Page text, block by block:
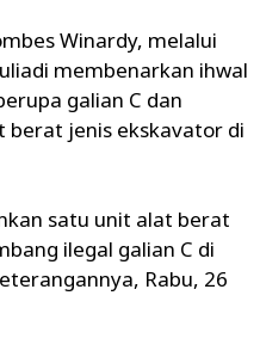
Winardy, melalui
membenarkan ihwal
galian C dan
berat jenis ekskavator di
satu unit alat berat
ilegal galian C di
Rabu, 26